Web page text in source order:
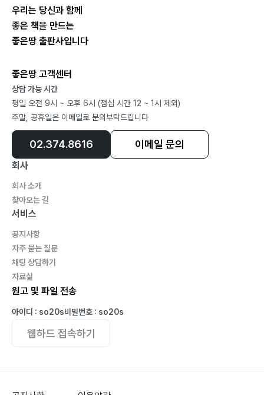
우리는 당신과 함께
좋은 책을 만드는
좋은땅 출판사입니다
좋은땅 고객센터
상담 가능 시간
평일 오전 9시 ~ 오후 6시 (점심 시간 12 ~ 1시 제외)
주말, 공휴일은 이메일로 문의부탁드립니다
02.374.8616 이메일 문의
회사
회사 소개
찾아오는 길
서비스
공지사항
자주 묻는 질문
채팅 상담하기
자료실
원고 및 파일 전송
아이디 : so20s비밀번호 : so20s
웹하드 접속하기